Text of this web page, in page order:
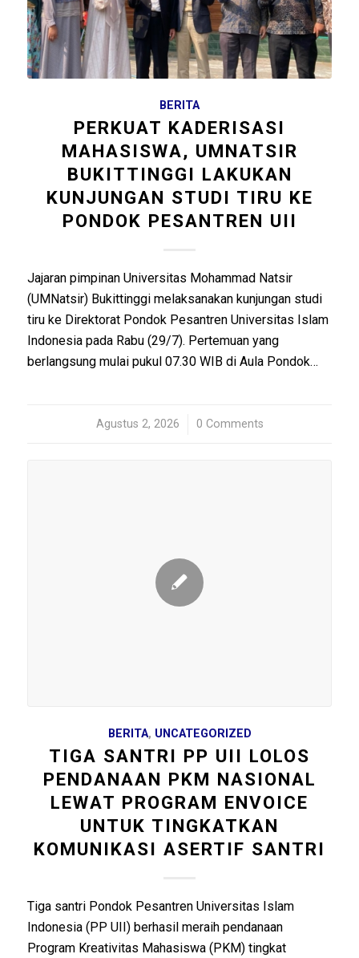
BERITA
PERKUAT KADERISASI
MAHASISWA, UMNATSIR
BUKITTINGGI LAKUKAN
KUNJUNGAN STUDI TIRU KE
PONDOK PESANTREN UII
Jajaran pimpinan Universitas Mohammad Natsir
(UMNatsir) Bukittinggi melaksanakan kunjungan studi
tiru ke Direktorat Pondok Pesantren Universitas Islam
Indonesia pada Rabu (29/7). Pertemuan yang
berlangsung mulai pukul 07.30 WIB di Aula Pondok…
Agustus 2, 2026
/ 0 Comments
BERITA, UNCATEGORIZED
TIGA SANTRI PP UII LOLOS
PENDANAAN PKM NASIONAL
LEWAT PROGRAM ENVOICE
UNTUK TINGKATKAN
KOMUNIKASI ASERTIF SANTRI
Tiga santri Pondok Pesantren Universitas Islam
Indonesia (PP UII) berhasil meraih pendanaan
Program Kreativitas Mahasiswa (PKM) tingkat